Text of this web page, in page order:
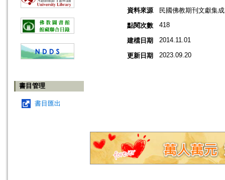
書目管理
書目匯出
資料來源
民國佛教期刊文獻集
點閱次數
418
建檔日期 2014.11.01
更新日期 2023.09.20